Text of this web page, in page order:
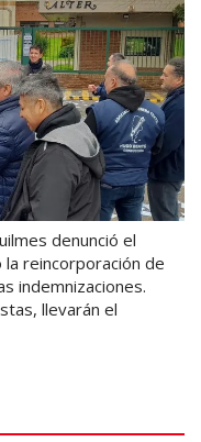
denunció el
reincorporación de
indemnizaciones.
llevarán el